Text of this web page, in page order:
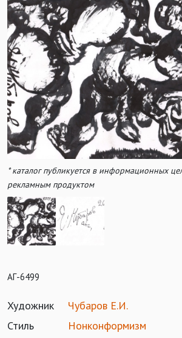
* каталог публикуется в информационных
рекламным продуктом
АГ-6499
Художник
Чубаров Е.И.
Стиль
Нонконформизм